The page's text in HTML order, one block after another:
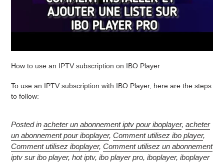
How to use an IPTV subscription on IBO Player
To use an IPTV subscription with IBO Player, here are the steps
to follow:
Posted in acheter un abonnement iptv pour iboplayer, acheter
un abonnement pour iboplayer, Comment utilisez ibo player,
Comment utilisez iboplayer, Comment utilisez un abonnement
iptv sur ibo player, hot iptv, ibo player pro, iboplayer, iboplayer